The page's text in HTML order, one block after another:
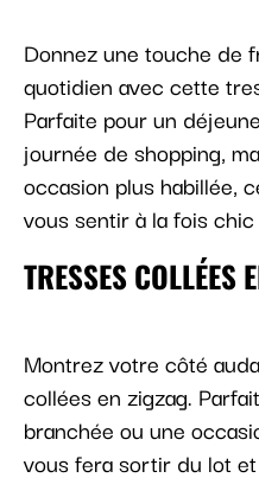
Donnez une touche de
quotidien avec cette
Parfaite pour un
journée de shopping,
occasion plus habillée,
vous sentir à la fois
TRESSES COLLÉES
Montrez votre côté
collées en zigzag.
branchée ou une
vous fera sortir du lot